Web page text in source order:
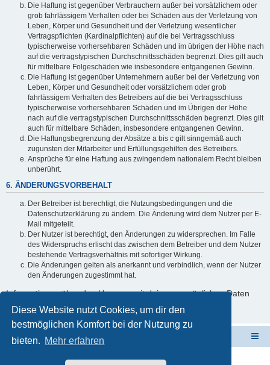
Diese Website nutzt Cookies, um dir den
bestmöglichen Komfort bei der Nutzung zu
bieten. Mehr erfahren
Die Haftung ist gegenüber Verbrauchern außer bei vorsätzlichem oder
grob fahrlässigem Verhalten oder bei Schäden aus der Verletzung von
Leben, Körper und Gesundheit und der Verletzung wesentlicher
Vertragspflichten (Kardinalpflichten) auf die bei Vertragsschluss
typischerweise vorhersehbaren Schäden und im übrigen der Höhe nach
auf die vertragstypischen Durchschnittsschäden begrenzt. Dies gilt auch
für mittelbare Folgeschäden wie insbesondere entgangenen Gewinn.
Die Haftung ist gegenüber Unternehmern außer bei der Verletzung von
Leben, Körper und Gesundheit oder vorsätzlichem oder grob
fahrlässigem Verhalten des Betreibers auf die bei Vertragsschluss
typischerweise vorhersehbaren Schäden und im Übrigen der Höhe
nach auf die vertragstypischen Durchschnittsschäden begrenzt. Dies gilt
auch für mittelbare Schäden, insbesondere entgangenen Gewinn.
Die Haftungsbegrenzung der Absätze a bis c gilt sinngemäß auch
zugunsten der Mitarbeiter und Erfüllungsgehilfen des Betreibers.
Ansprüche für eine Haftung aus zwingendem nationalem Recht bleiben
unberührt.
6. ÄNDERUNGSVORBEHALT
Der Betreiber ist berechtigt, die Nutzungsbedingungen und die
Datenschutzerklärung zu ändern. Die Änderung wird dem Nutzer per E-
Mail mitgeteilt.
Der Nutzer ist berechtigt, den Änderungen zu widersprechen. Im Falle
des Widerspruchs erlischt das zwischen dem Betreiber und dem Nutzer
bestehende Vertragsverhältnis mit sofortiger Wirkung.
Die Änderungen gelten als anerkannt und verbindlich, wenn der Nutzer
den Änderungen zugestimmt hat.
Informationen über den Umgang mit deinen persönlichen Daten
sind in der Datenschutzerklärung enthalten.
ElabNET Technik Forum